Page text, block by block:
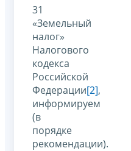
31
«Земельный
налог»
Налогового
кодекса
Российской
Федерации[2],
информируем
(в
порядке
рекомендации).